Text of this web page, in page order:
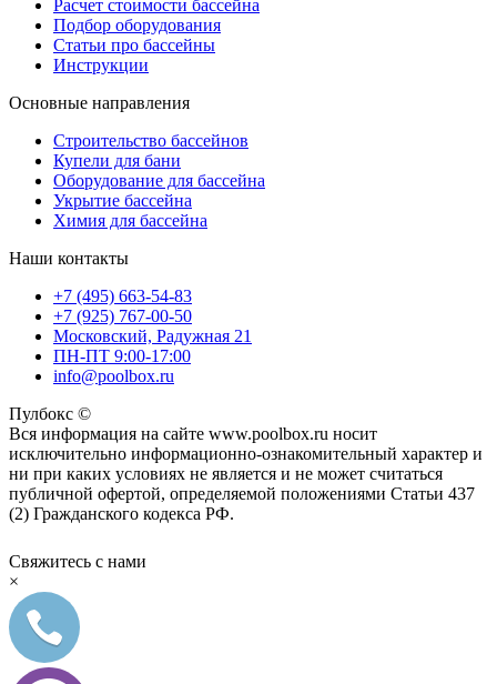
Расчет стоимости бассейна
Подбор оборудования
Статьи про бассейны
Инструкции
Основные направления
Строительство бассейнов
Купели для бани
Оборудование для бассейна
Укрытие бассейна
Химия для бассейна
Наши контакты
+7 (495) 663-54-83
+7 (925) 767-00-50
Московский, Радужная 21
ПН-ПТ 9:00-17:00
info@poolbox.ru
Пулбокс ©
Вся информация на сайте www.poolbox.ru носит
исключительно информационно-ознакомительный характер и
ни при каких условиях не является и не может считаться
публичной офертой, определяемой положениями Статьи 437
(2) Гражданского кодекса РФ.
Свяжитесь с нами
×